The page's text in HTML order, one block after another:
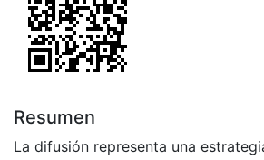
Resumen
La difusión representa una